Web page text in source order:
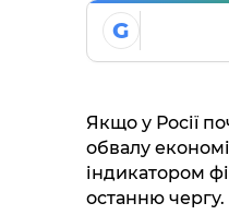
G
Якщо у Росії
обвалу
індикатором
останню чергу.